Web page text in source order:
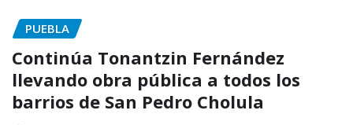
PUEBLA
Continúa Tonantzin Fernández
llevando obra pública a todos los
barrios de San Pedro Cholula